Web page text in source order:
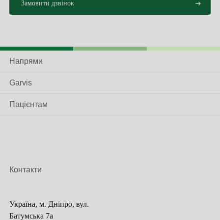
можна відтворити груди середнього розміру. Даний
пахвою. Після цього LD-клапоть перевертають на бік
грудей і надають йому необхідної форми грудей.
виглядом, так і на дотик (рис.2). Ці операції досить
молочної залози, частини шкіри внутрішньої
Реконструктивні операції на молочній залозі,
як правило, призначаються в період від одного
Напрями
Garvis
Пацієнтам
Контакти
Україна, м. Дніпро, вул.
Батумська 7а